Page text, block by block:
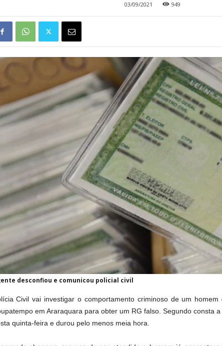
03/09/2021 949
desconfiou e comunicou policial civil
Civil vai investigar o comportamento criminoso de um
em Araraquara para obter um RG falso. Segundo consta
quinta-feira e durou pelo menos meia hora.